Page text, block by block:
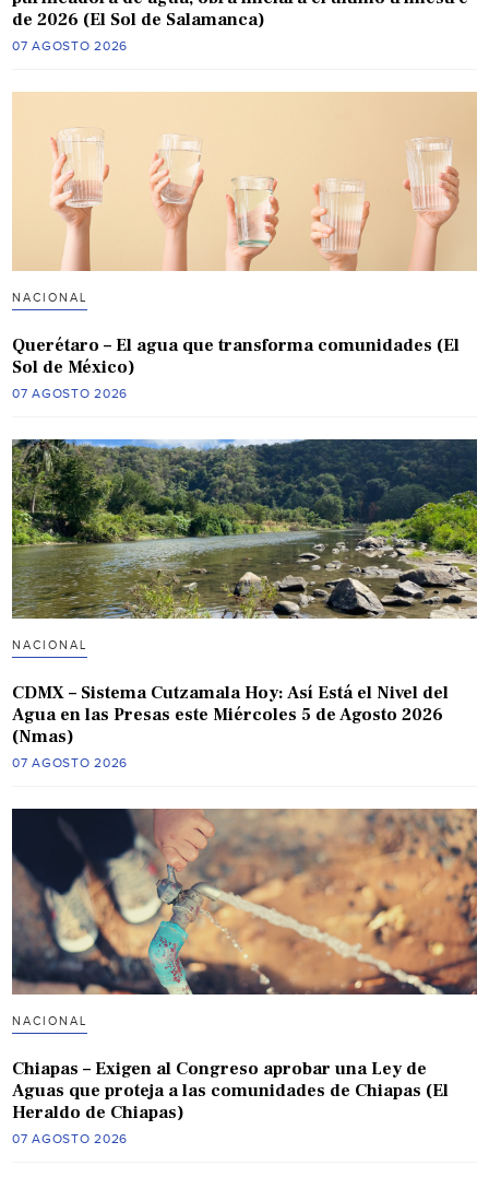
de 2026 (El Sol de Salamanca)
07 AGOSTO 2026
NACIONAL
Querétaro – El agua que transforma comunidades (El
Sol de México)
07 AGOSTO 2026
NACIONAL
CDMX – Sistema Cutzamala Hoy: Así Está el Nivel del
Agua en las Presas este Miércoles 5 de Agosto 2026
(Nmas)
07 AGOSTO 2026
NACIONAL
Chiapas – Exigen al Congreso aprobar una Ley de
Aguas que proteja a las comunidades de Chiapas (El
Heraldo de Chiapas)
07 AGOSTO 2026